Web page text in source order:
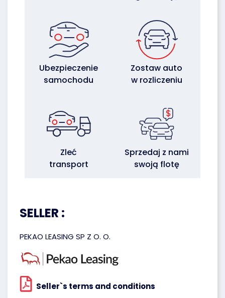
Ubezpieczenie
samochodu
Zostaw auto
w rozliczeniu
Zleć
transport
Sprzedaj z nami
swoją flotę
SELLER :
PEKAO LEASING SP Z O. O.
Seller`s terms and conditions